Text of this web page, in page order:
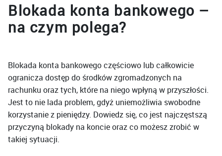
Blokada konta bankowego –
na czym polega?
Blokada konta bankowego częściowo lub całkowicie
ogranicza dostęp do środków zgromadzonych na
rachunku oraz tych, które na niego wpłyną w przyszłości.
Jest to nie lada problem, gdyż uniemożliwia swobodne
korzystanie z pieniędzy. Dowiedz się, co jest najczęstszą
przyczyną blokady na koncie oraz co możesz zrobić w
takiej sytuacji.